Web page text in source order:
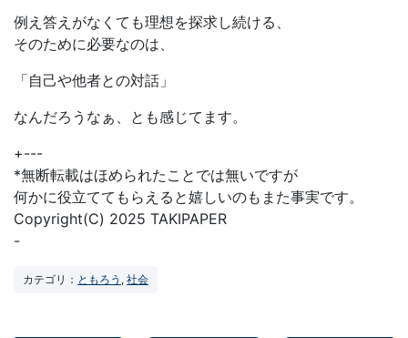
例え答えがなくても理想を探求し続ける、
そのために必要なのは、
「自己や他者との対話」
なんだろうなぁ、とも感じてます。
+---
*無断転載はほめられたことでは無いですが
何かに役立ててもらえると嬉しいのもまた事実です。
Copyright(C) 2025 TAKIPAPER
-
カテゴリ： ともろう , 社会